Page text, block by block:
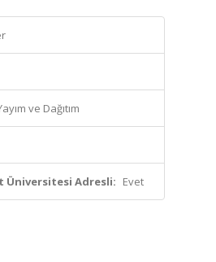
ve Dağıtım
Üniversitesi Adresli: Evet